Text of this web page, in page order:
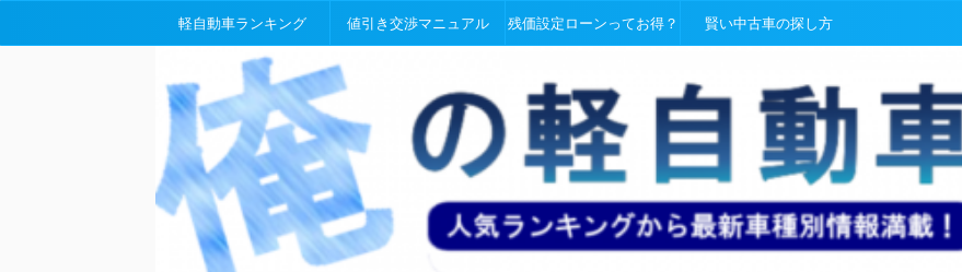
軽自動車ランキング 値引き交渉マニュアル 残価設定ローンってお得？ 賢い中古車の探し方